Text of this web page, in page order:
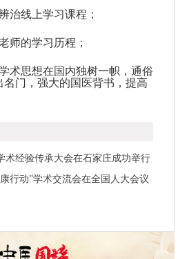
治线上学习课程；
师的学习历程；
术思想在国内独树一帜，通俗
门，强大的国医背书，提高
术经验传承大会在石家庄成功举行
行动”学术交流会在全国人大会议